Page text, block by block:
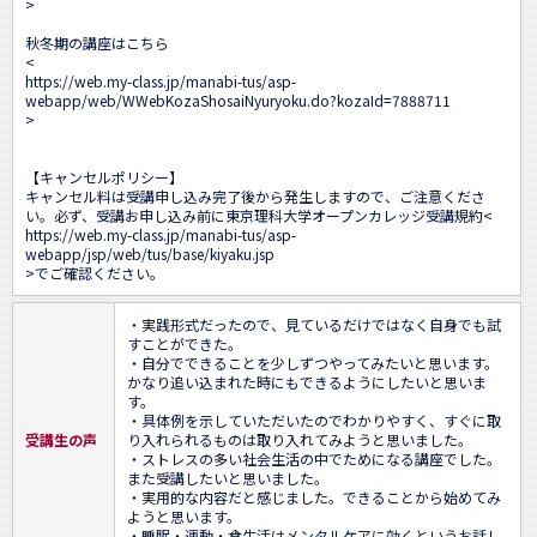
>
秋冬期の講座はこちら
<
https://web.my-class.jp/manabi-tus/asp-
webapp/web/WWebKozaShosaiNyuryoku.do?kozaId=7888711
>
【キャンセルポリシー】
キャンセル料は受講申し込み完了後から発生しますので、ご注意くださ
い。必ず、受講お申し込み前に東京理科大学オープンカレッジ受講規約<
https://web.my-class.jp/manabi-tus/asp-
webapp/jsp/web/tus/base/kiyaku.jsp
>でご確認ください。
受講生の声
・実践形式だったので、見ているだけではなく自身でも試
すことができた。
・自分でできることを少しずつやってみたいと思います。
かなり追い込まれた時にもできるようにしたいと思いま
す。
・具体例を示していただいたのでわかりやすく、すぐに取
り入れられるものは取り入れてみようと思いました。
・ストレスの多い社会生活の中でためになる講座でした。
また受講したいと思いました。
・実用的な内容だと感じました。できることから始めてみ
ようと思います。